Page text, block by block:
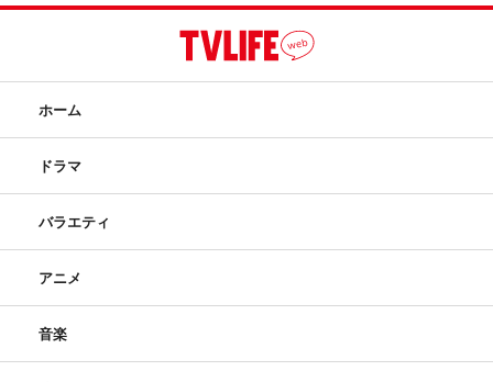
ホーム
ドラマ
バラエティ
アニメ
音楽